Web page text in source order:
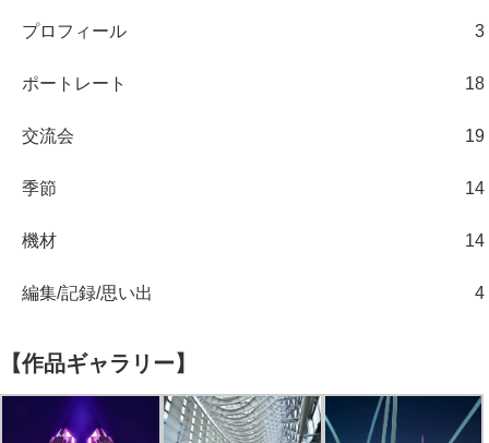
プロフィール 3
ポートレート 18
交流会 19
季節 14
機材 14
編集/記録/思い出 4
【作品ギャラリー】